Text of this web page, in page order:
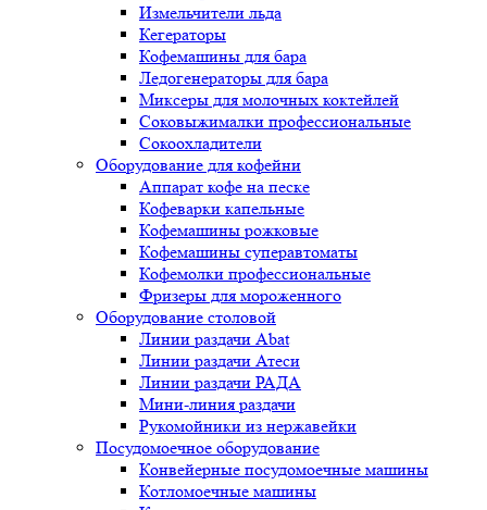
Измельчители льда
Кегераторы
Кофемашины для бара
Ледогенераторы для бара
Миксеры для молочных коктейлей
Соковыжималки профессиональные
Сокоохладители
Оборудование для кофейни
Аппарат кофе на песке
Кофеварки капельные
Кофемашины рожковые
Кофемашины суперавтоматы
Кофемолки профессиональные
Фризеры для мороженного
Оборудование столовой
Линии раздачи Abat
Линии раздачи Атеси
Линии раздачи РАДА
Мини-линия раздачи
Рукомойники из нержавейки
Посудомоечное оборудование
Конвейерные посудомоечные машины
Котломоечные машины